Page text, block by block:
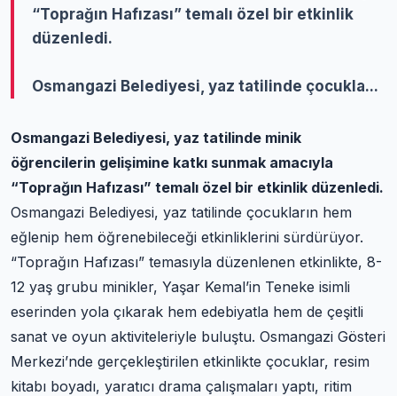
“Toprağın Hafızası” temalı özel bir etkinlik
düzenledi.
Osmangazi Belediyesi, yaz tatilinde çocukla...
Osmangazi Belediyesi, yaz tatilinde minik
öğrencilerin gelişimine katkı sunmak amacıyla
“Toprağın Hafızası” temalı özel bir etkinlik düzenledi.
Osmangazi Belediyesi, yaz tatilinde çocukların hem
eğlenip hem öğrenebileceği etkinliklerini sürdürüyor.
“Toprağın Hafızası” temasıyla düzenlenen etkinlikte, 8-
12 yaş grubu minikler, Yaşar Kemal’in Teneke isimli
eserinden yola çıkarak hem edebiyatla hem de çeşitli
sanat ve oyun aktiviteleriyle buluştu. Osmangazi Gösteri
Merkezi’nde gerçekleştirilen etkinlikte çocuklar, resim
kitabı boyadı, yaratıcı drama çalışmaları yaptı, ritim